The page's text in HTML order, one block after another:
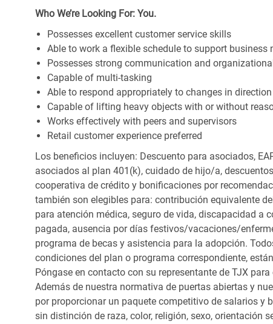
Who We’re Looking For: You.
Possesses excellent customer service skills
Able to work a flexible schedule to support business
Possesses strong communication and
Capable of multi-tasking
Able to respond appropriately to changes in
Capable of lifting heavy objects with or without
Works effectively with peers and supervisors
Retail customer experience preferred
Los beneficios incluyen: Descuento para asociados,
asociados al plan 401(k), cuidado de hijo/a,
cooperativa de crédito y bonificaciones por
también son elegibles para: contribución equivalente
para atención médica, seguro de vida, discapacidad
pagada, ausencia por días festivos/vacaciones/
programa de becas y asistencia para la adopción.
condiciones del plan o programa correspondiente,
Póngase en contacto con su representante de TJX
Además de nuestra normativa de puertas abiertas y
por proporcionar un paquete competitivo de salarios y
sin distinción de raza, color, religión, sexo, orientación